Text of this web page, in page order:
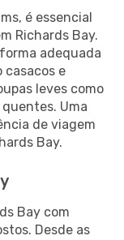
é essencial
Richards Bay.
adequada
casacos e
leves como
Uma
de viagem
Bay.
Bay com
Desde as